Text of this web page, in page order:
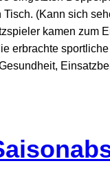
(Kann sich
kamen zum
erbrachte